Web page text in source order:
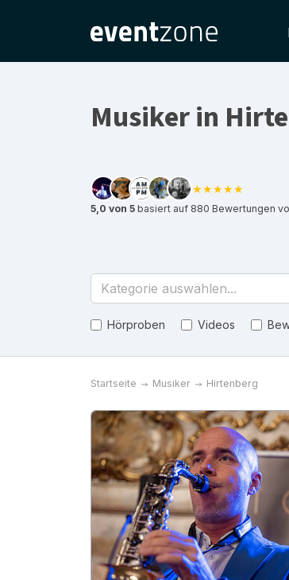
Musiker in
★★★★★
5,0 von 5 basiert auf 880 Bewertungen
Kategorie auswählen...
Hörproben Videos
Startseite Musiker Hirtenberg